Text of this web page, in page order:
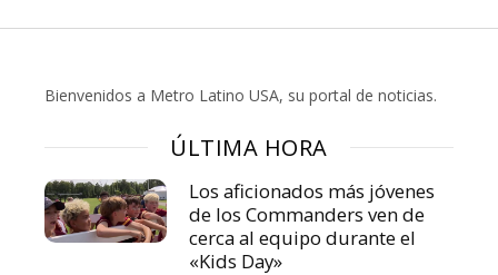
Bienvenidos a Metro Latino USA, su portal de noticias.
ÚLTIMA HORA
Los aficionados más jóvenes
de los Commanders ven de
cerca al equipo durante el
«Kids Day»